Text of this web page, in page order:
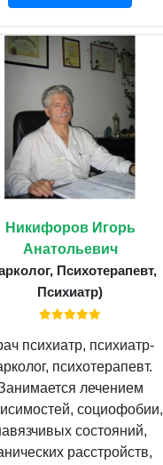
Никифоров Игорь
Анатольевич
Психотерапевт,
Психиатр)
психиатр, психиатр-
психотерапевт.
лечением
социофобии,
состояний,
расстройств,